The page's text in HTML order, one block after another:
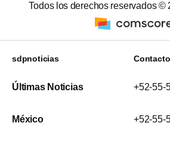
Todos los derechos reservados ©
sdpnoticias
Últimas Noticias
México
Contacto
+52-55-
+52-55-